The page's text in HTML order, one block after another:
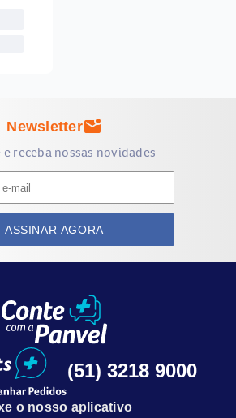
Newslettermark_email_unread
e receba nossas novidades
ASSINAR AGORA
(51) 3218 9000
o nosso aplicativo